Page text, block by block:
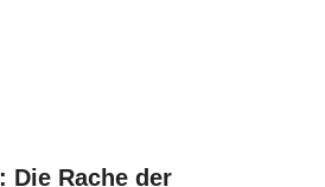
Die Rache der